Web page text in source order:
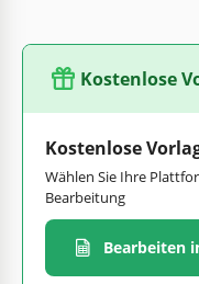
Kostenlose
Kostenlose
Wählen Sie Ihre
Bearbeitung
Bearbeiten